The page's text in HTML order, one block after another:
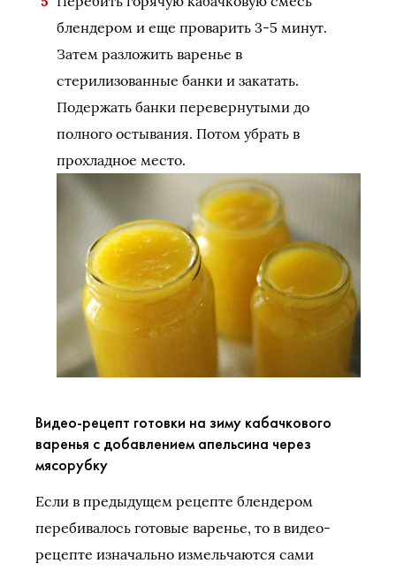
блендером и еще проварить 3-5 минут.
Затем разложить варенье в
стерилизованные банки и закатать.
Подержать банки перевернутыми до
полного остывания. Потом убрать в
прохладное место.
Видео-рецепт готовки на зиму кабачкового
варенья с добавлением апельсина через
мясорубку
Если в предыдущем рецепте блендером
перебивалось готовые варенье, то в видео-
рецепте изначально измельчаются сами